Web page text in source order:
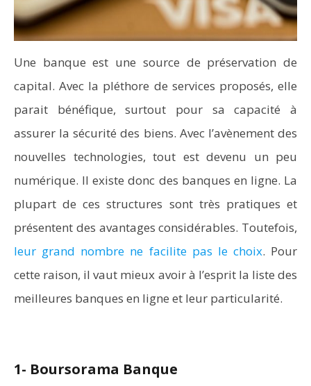
Une banque est une source de préservation de
capital. Avec la pléthore de services proposés, elle
parait bénéfique, surtout pour sa capacité à
assurer la sécurité des biens. Avec l’avènement des
nouvelles technologies, tout est devenu un peu
numérique. Il existe donc des banques en ligne. La
plupart de ces structures sont très pratiques et
présentent des avantages considérables. Toutefois,
leur grand nombre ne facilite pas le choix. Pour
cette raison, il vaut mieux avoir à l’esprit la liste des
meilleures banques en ligne et leur particularité.
1- Boursorama Banque